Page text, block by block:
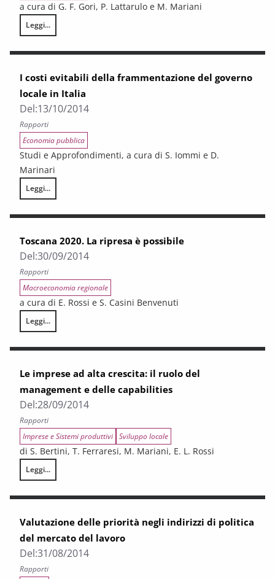
a cura di G. F. Gori, P. Lattarulo e M. Mariani
Leggi...
L’effetto della Legge Regionale 35/2011 sulle opere strategiche
I costi evitabili della frammentazione del governo
locale in Italia
Del:13/10/2014
Rapporti
Economia pubblica
Studi e Approfondimenti, a cura di S. Iommi e D.
Marinari
Leggi...
I costi evitabili della frammentazione del governo locale in Italia
Toscana 2020. La ripresa è possibile
Del:30/09/2014
Rapporti
Macroeconomia regionale
a cura di E. Rossi e S. Casini Benvenuti
Leggi...
Toscana 2020. La ripresa è possibile
Le imprese ad alta crescita: il ruolo del
management e delle capabilities
Del:28/09/2014
Rapporti
Imprese e Sistemi produttivi Sviluppo locale
di S. Bertini, T. Ferraresi, M. Mariani, E. L. Rossi
Leggi...
Le imprese ad alta crescita: il ruolo del management e delle capabilities
Valutazione delle priorità negli indirizzi di politica
del mercato del lavoro
Del:31/08/2014
Rapporti